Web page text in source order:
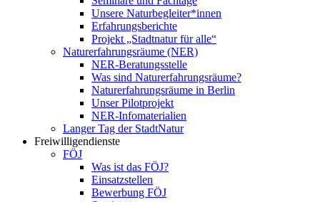
Unsere Naturbegleiter*innen
Erfahrungsberichte
Projekt „Stadtnatur für alle“
Naturerfahrungsräume (NER)
NER-Beratungsstelle
Was sind Naturerfahrungsräume?
Naturerfahrungsräume in Berlin
Unser Pilotprojekt
NER-Infomaterialien
Langer Tag der StadtNatur
Freiwilligendienste
FÖJ
Was ist das FÖJ?
Einsatzstellen
Bewerbung FÖJ